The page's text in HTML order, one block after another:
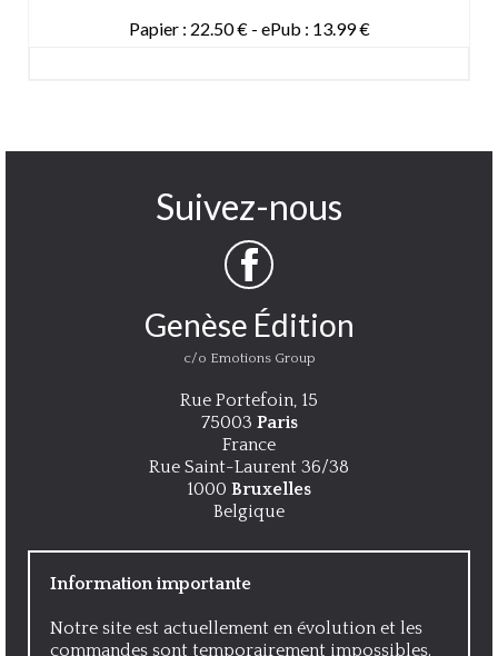
Papier : 22.50 € - ePub : 13.99 €
Suivez-nous
Genèse Édition
c/o Emotions Group
Rue Portefoin, 15
75003 Paris
France
Rue Saint-Laurent 36/38
1000 Bruxelles
Belgique
Information importante
Notre site est actuellement en évolution et les
commandes sont temporairement impossibles.